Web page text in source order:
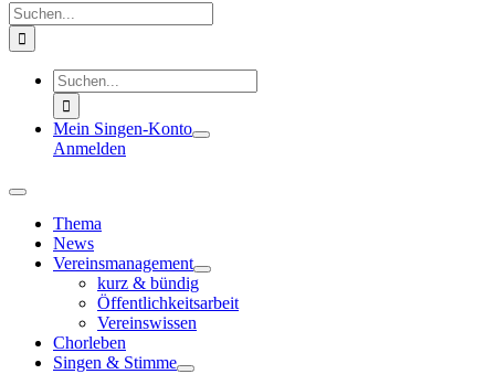
Suche
nach:
Suche
nach:
Mein Singen-Konto
Anmelden
Toggle
NavigationThema
News
Vereinsmanagement
kurz & bündig
Öffentlichkeitsarbeit
Vereinswissen
Chorleben
Singen & Stimme